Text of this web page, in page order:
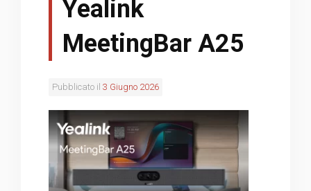
Yealink
MeetingBar A25
Pubblicato il 3 Giugno 2026